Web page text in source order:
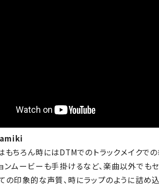
もちろん時にはDTMでのトラックメイクで
ンムービーも手掛けるなど、楽曲以外でも
の印象的な声質、時にラップのように詰